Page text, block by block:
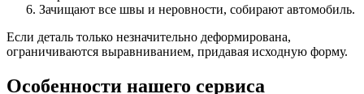
Зачищают все швы и неровности, собирают автомобиль.
Если деталь только незначительно деформирована,
ограничиваются выравниванием, придавая исходную форму.
Особенности нашего сервиса